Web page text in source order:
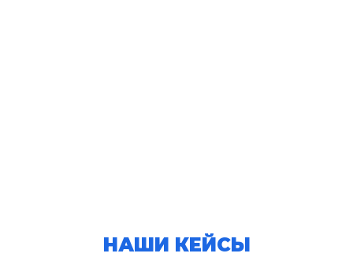
НАШИ КЕЙСЫ